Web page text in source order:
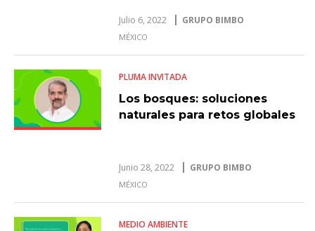
Julio 6, 2022 GRUPO BIMBO
MÉXICO
PLUMA INVITADA
Los bosques: soluciones
naturales para retos globales
Junio 28, 2022 GRUPO BIMBO
MÉXICO
MEDIO AMBIENTE